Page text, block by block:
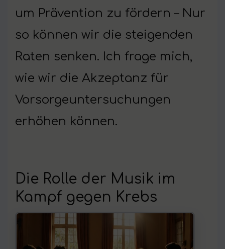
um Prävention zu fördern – Nur
so können wir die steigenden
Raten senken. Ich frage mich,
wie wir die Akzeptanz für
Vorsorgeuntersuchungen
erhöhen können.
Die Rolle der Musik im
Kampf gegen Krebs